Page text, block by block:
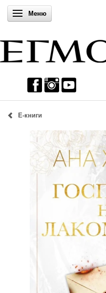
Включи навигацията
Меню
Е-книги